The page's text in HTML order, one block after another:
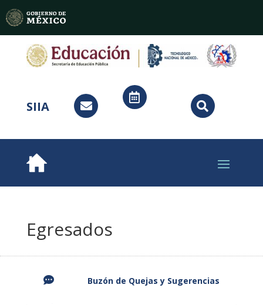
SIIA 


Egresados
 Buzón de Quejas y Sugerencias